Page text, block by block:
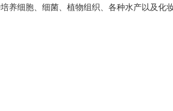
养细胞、细菌、植物组织、各种水产以及化